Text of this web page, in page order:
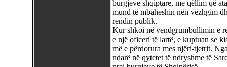
burgjeve shqiptare, me qëllim që
mund të mbaheshin nën vëzhgim
rendin publik.
Kur shkoi në vendgrumbullimin e
e një oficeri të lartë, e kuptuan se
më e përdorura mes njëri-tjetrit.
ndarë në qytetet të ndryshme të